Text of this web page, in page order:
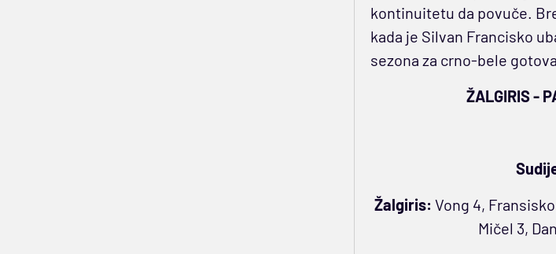
kontinuitetu da povuče.
kada je Silvan Francisko
sezona za crno-bele
ŽALGIRIS -
Žalgiris: Vong 4,
Mičel 3,